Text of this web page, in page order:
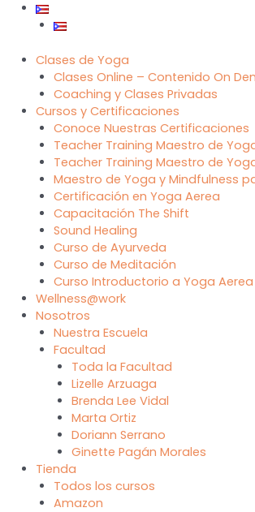
Clases de Yoga
Clases Online – Contenido On
Coaching y Clases Privadas
Cursos y Certificaciones
Conoce Nuestras Certificaciones
Teacher Training Maestro de
Teacher Training Maestro de
Maestro de Yoga y Mindfulness
Certificación en Yoga Aerea
Capacitación The Shift
Sound Healing
Curso de Ayurveda
Curso de Meditación
Curso Introductorio a Yoga Aerea
Wellness@work
Nosotros
Nuestra Escuela
Facultad
Toda la Facultad
Lizelle Arzuaga
Brenda Lee Vidal
Marta Ortiz
Doriann Serrano
Ginette Pagán Morales
Tienda
Todos los cursos
Amazon